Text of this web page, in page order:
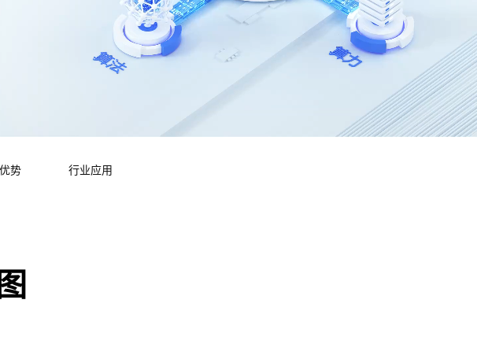
势 行业应用